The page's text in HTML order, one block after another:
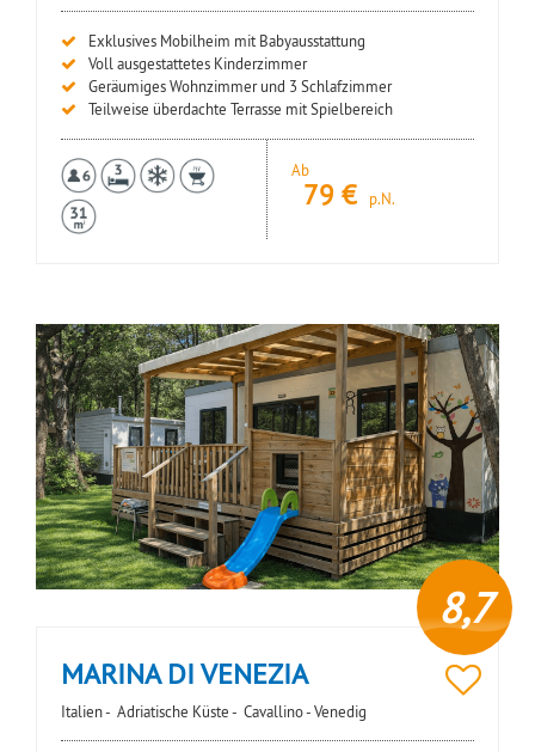
Exklusives Mobilheim mit Babyausstattung
Voll ausgestattetes Kinderzimmer
Geräumiges Wohnzimmer und 3 Schlafzimmer
Teilweise überdachte Terrasse mit Spielbereich
Ab
79 € p.N.
8,7
MARINA DI VENEZIA
Italien - Adriatische Küste - Cavallino - Venedig